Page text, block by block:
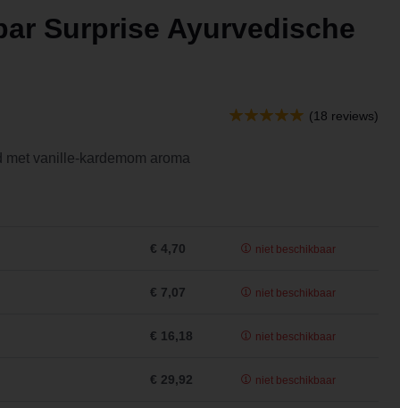
Surprise Ayurvedische
(18 reviews)
met vanille-kardemom aroma
€ 4,70 niet beschikbaar
€ 7,07 niet beschikbaar
€ 16,18 niet beschikbaar
€ 29,92 niet beschikbaar